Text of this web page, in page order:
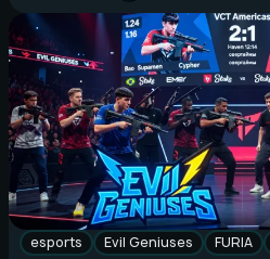
esports Evil Geniuses FURIA